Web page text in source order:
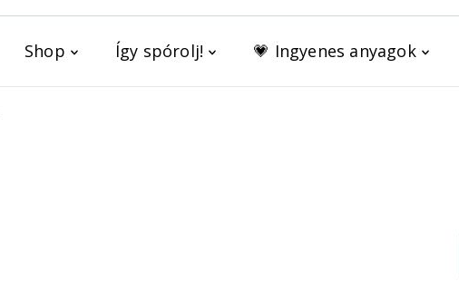
Shop Így spórolj! 💗 Ingyenes anyagok